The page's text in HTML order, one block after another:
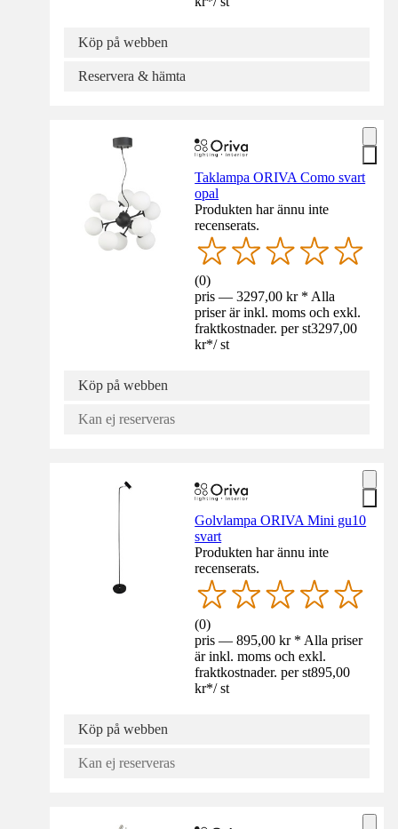
Köp på webben
Reservera & hämta
Taklampa ORIVA Como svart
opal
Produkten har ännu inte
recenserats.
(0)
pris — 3297,00 kr * Alla
priser är inkl. moms och exkl.
fraktkostnader. per st3297,00
kr*/ st
Köp på webben
Kan ej reserveras
Golvlampa ORIVA Mini gu10
svart
Produkten har ännu inte
recenserats.
(0)
pris — 895,00 kr * Alla priser
är inkl. moms och exkl.
fraktkostnader. per st895,00
kr*/ st
Köp på webben
Kan ej reserveras